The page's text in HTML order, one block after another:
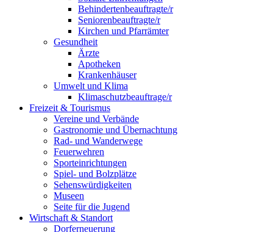
Behindertenbeauftragte/r
Seniorenbeauftragte/r
Kirchen und Pfarrämter
Gesundheit
Ärzte
Apotheken
Krankenhäuser
Umwelt und Klima
Klimaschutzbeauftrage/r
Freizeit & Tourismus
Vereine und Verbände
Gastronomie und Übernachtung
Rad- und Wanderwege
Feuerwehren
Sporteinrichtungen
Spiel- und Bolzplätze
Sehenswürdigkeiten
Museen
Seite für die Jugend
Wirtschaft & Standort
Dorferneuerung